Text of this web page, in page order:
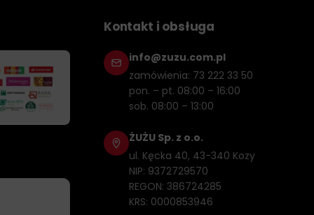
Kontakt i obsługa
info@zuzu.com.pl
zamówienia: 73 222 33 50
pon. – pt. 08:00 – 16:00
sob. 08:00 – 13:00
ŻUŻU Sp. z o.o.
ul. Kęcka 40, 43-340 Kozy
NIP: 9372729570
REGON: 386724285
KRS: 0000853946